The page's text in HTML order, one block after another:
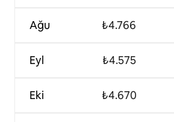
Ağu
Eyl
Eki
₺4.766
₺4.575
₺4.670